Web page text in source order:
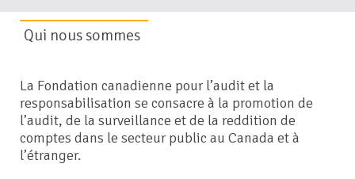
Qui nous sommes
La Fondation canadienne pour l’audit et la
responsabilisation se consacre à la promotion de
l’audit, de la surveillance et de la reddition de
comptes dans le secteur public au Canada et à
l’étranger.